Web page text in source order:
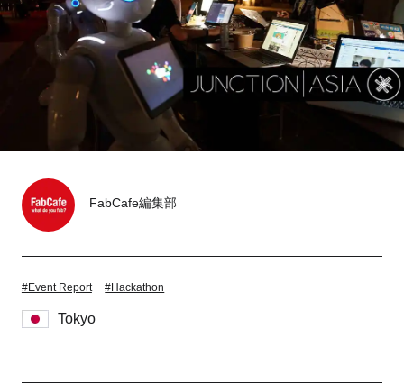
Tokyo Fuji
Kyoto
Osaka
Fukushima
Toulouse Strasbourg
FabCafe編集部
#Event Report #Hackathon
Tokyo